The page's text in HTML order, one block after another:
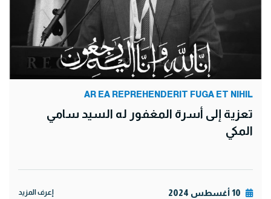
AR EA REPREHENDERIT FUGA ET NIHIL
تعزية إلى أسرة المغفور له السيد سامي
المكي
10 أغسطس 2024 إعرف المزيد